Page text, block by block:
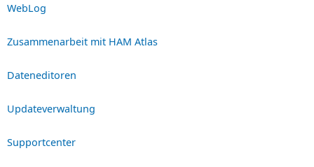
WebLog
Zusammenarbeit mit HAM Atlas
Dateneditoren
Updateverwaltung
Supportcenter